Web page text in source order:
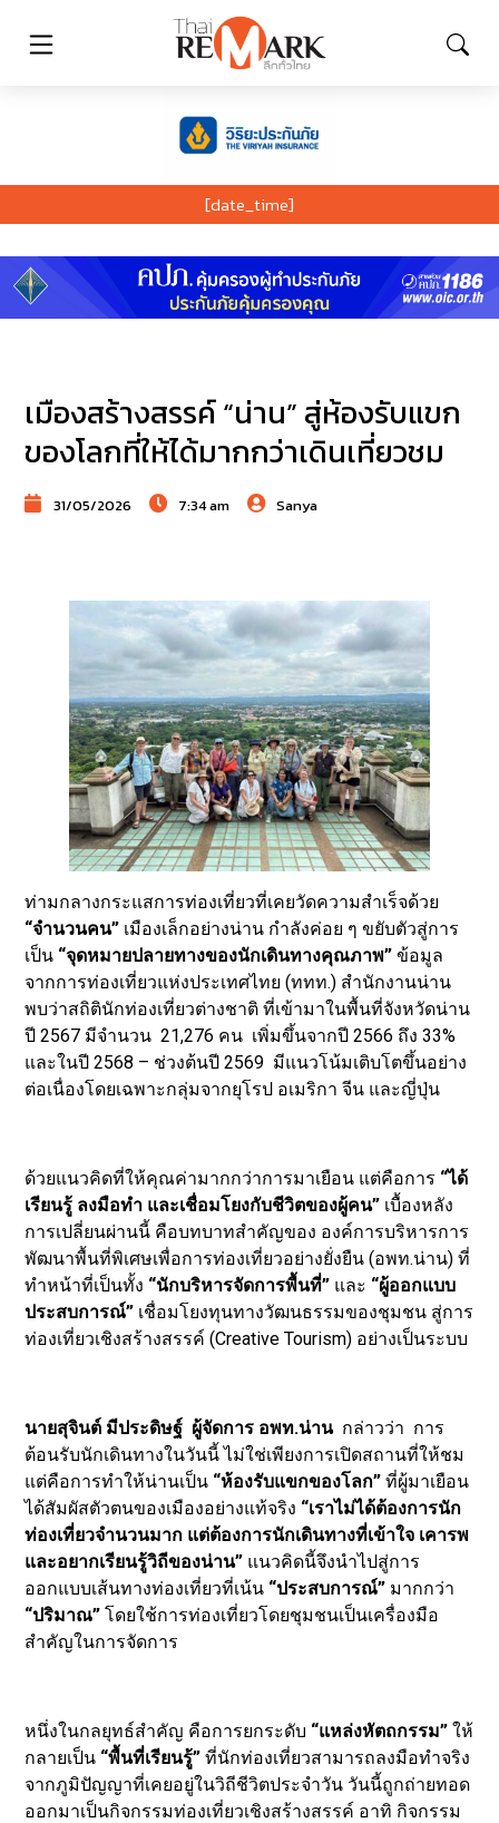
[date_time]
เมืองสร้างสรรค์ “น่าน” สู่ห้องรับแขก
ของโลกที่ให้ได้มากกว่าเดินเที่ยวชม
31/05/2026 7:34 am Sanya
ท่ามกลางกระแสการท่องเที่ยวที่เคยวัดความสำเร็จด้วย
“จำนวนคน” เมืองเล็กอย่างน่าน กำลังค่อย ๆ ขยับตัวสู่การ
เป็น “จุดหมายปลายทางของนักเดินทางคุณภาพ” ข้อมูล
จากการท่องเที่ยวแห่งประเทศไทย (ททท.) สำนักงานน่าน
พบว่าสถิตินักท่องเที่ยวต่างชาติ ที่เข้ามาในพื้นที่จังหวัดน่าน
ปี 2567 มีจำนวน 21,276 คน เพิ่มขึ้นจากปี 2566 ถึง 33%
และในปี 2568 – ช่วงต้นปี 2569 มีแนวโน้มเติบโตขึ้นอย่าง
ต่อเนื่องโดยเฉพาะกลุ่มจากยุโรป อเมริกา จีน และญี่ปุ่น
ด้วยแนวคิดที่ให้คุณค่ามากกว่าการมาเยือน แต่คือการ “ได้
เรียนรู้ ลงมือทำ และเชื่อมโยงกับชีวิตของผู้คน” เบื้องหลัง
การเปลี่ยนผ่านนี้ คือบทบาทสำคัญของ องค์การบริหารการ
พัฒนาพื้นที่พิเศษเพื่อการท่องเที่ยวอย่างยั่งยืน (อพท.น่าน) ที่
ทำหน้าที่เป็นทั้ง “นักบริหารจัดการพื้นที่” และ “ผู้ออกแบบ
ประสบการณ์” เชื่อมโยงทุนทางวัฒนธรรมของชุมชน สู่การ
ท่องเที่ยวเชิงสร้างสรรค์ (Creative Tourism) อย่างเป็นระบบ
นายสุจินต์ มีประดิษฐ์ ผู้จัดการ อพท.น่านกล่าวว่า การ
ต้อนรับนักเดินทางในวันนี้ ไม่ใช่เพียงการเปิดสถานที่ให้ชม
แต่คือการทำให้น่านเป็น “ห้องรับแขกของโลก” ที่ผู้มาเยือน
ได้สัมผัสตัวตนของเมืองอย่างแท้จริง “เราไม่ได้ต้องการนัก
ท่องเที่ยวจำนวนมาก แต่ต้องการนักเดินทางที่เข้าใจ เคารพ
และอยากเรียนรู้วิถีของน่าน” แนวคิดนี้จึงนำไปสู่การ
ออกแบบเส้นทางท่องเที่ยวที่เน้น “ประสบการณ์” มากกว่า
“ปริมาณ” โดยใช้การท่องเที่ยวโดยชุมชนเป็นเครื่องมือ
สำคัญในการจัดการ
หนึ่งในกลยุทธ์สำคัญ คือการยกระดับ “แหล่งหัตถกรรม” ให้
กลายเป็น “พื้นที่เรียนรู้” ที่นักท่องเที่ยวสามารถลงมือทำจริง
จากภูมิปัญญาที่เคยอยู่ในวิถีชีวิตประจำวัน วันนี้ถูกถ่ายทอด
ออกมาเป็นกิจกรรมท่องเที่ยวเชิงสร้างสรรค์ อาทิ กิจกรรม